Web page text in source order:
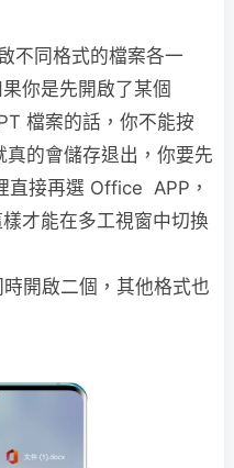
不同格式的檔案各一
你是先開啟了某個
檔案的話，你不能按
的會儲存退出，你要先
直接再選 Office APP，
才能在多工視窗中切換
開啟二個，其他格式也